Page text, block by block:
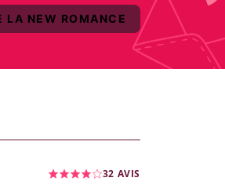
LA NEW ROMANCE
32 AVIS